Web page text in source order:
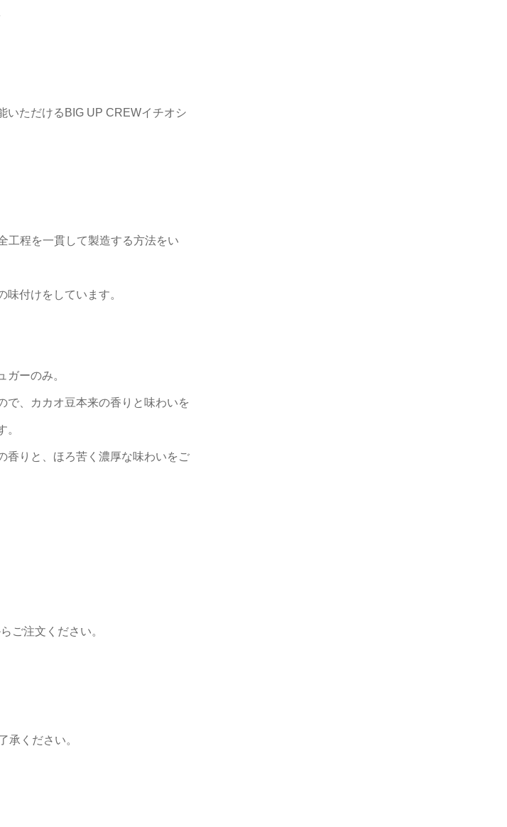
いただけるBIG UP CREWイチオシ
工程を一貫して製造する方法をい
付けをしています。
ーのみ。
で、カカオ豆本来の香りと味わいを
。
香りと、ほろ苦く濃厚な味わいをご
ご注文ください。
承ください。